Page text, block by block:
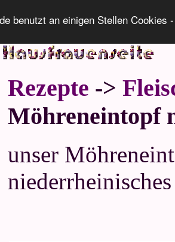
benutzt an einigen Stellen
Rezepte ->
Möhreneintopf
unser